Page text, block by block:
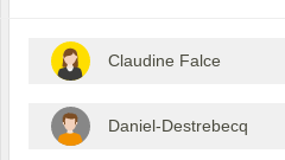
Claudine Falce
Daniel-Destrebecq